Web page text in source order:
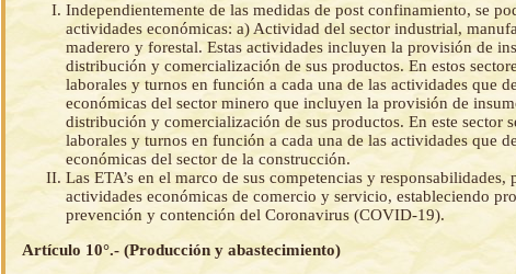
Independientemente de las medidas de post confinamiento, se
actividades económicas: a) Actividad del sector industrial,
maderero y forestal. Estas actividades incluyen la provisión de
distribución y comercialización de sus productos. En estos
laborales y turnos en función a cada una de las actividades que
económicas del sector minero que incluyen la provisión de
distribución y comercialización de sus productos. En este sector
laborales y turnos en función a cada una de las actividades que
económicas del sector de la construcción.
Las ETA’s en el marco de sus competencias y
actividades económicas de comercio y servicio, estableciendo
prevención y contención del Coronavirus (COVID-19).
Artículo 10°.- (Producción y abastecimiento)